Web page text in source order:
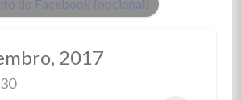
do Facebook (opcional)
2017